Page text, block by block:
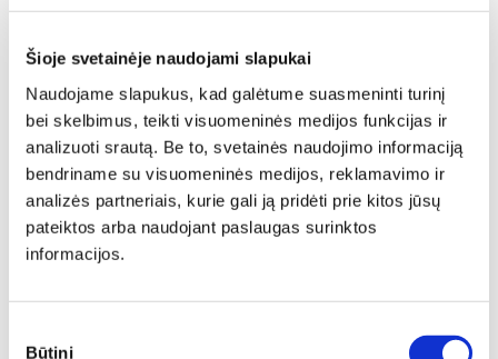
Šioje svetainėje naudojami slapukai
Naudojame slapukus, kad galėtume suasmeninti turinį
bei skelbimus, teikti visuomeninės medijos funkcijas ir
analizuoti srautą. Be to, svetainės naudojimo informaciją
bendriname su visuomeninės medijos, reklamavimo ir
analizės partneriais, kurie gali ją pridėti prie kitos jūsų
pateiktos arba naudojant paslaugas surinktos
informacijos.
Būtini
Kainos matomos tik registruotiems vartotojams.
Prisijungti / Registruotis
Rašyti užklausą
Reikia daugiau informacijos?